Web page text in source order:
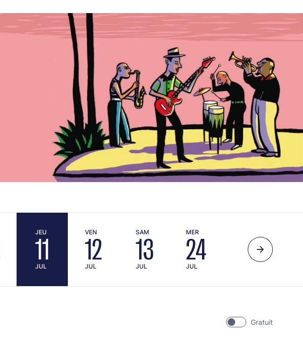
JEU
11
JUL
VEN
12
JUL
SAM
13
JUL
MER
24
JUL
Gratuit